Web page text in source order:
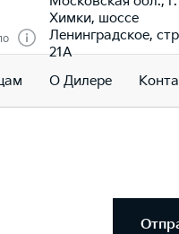
Химки, шоссе
Ленинградское,
21А
О Дилере